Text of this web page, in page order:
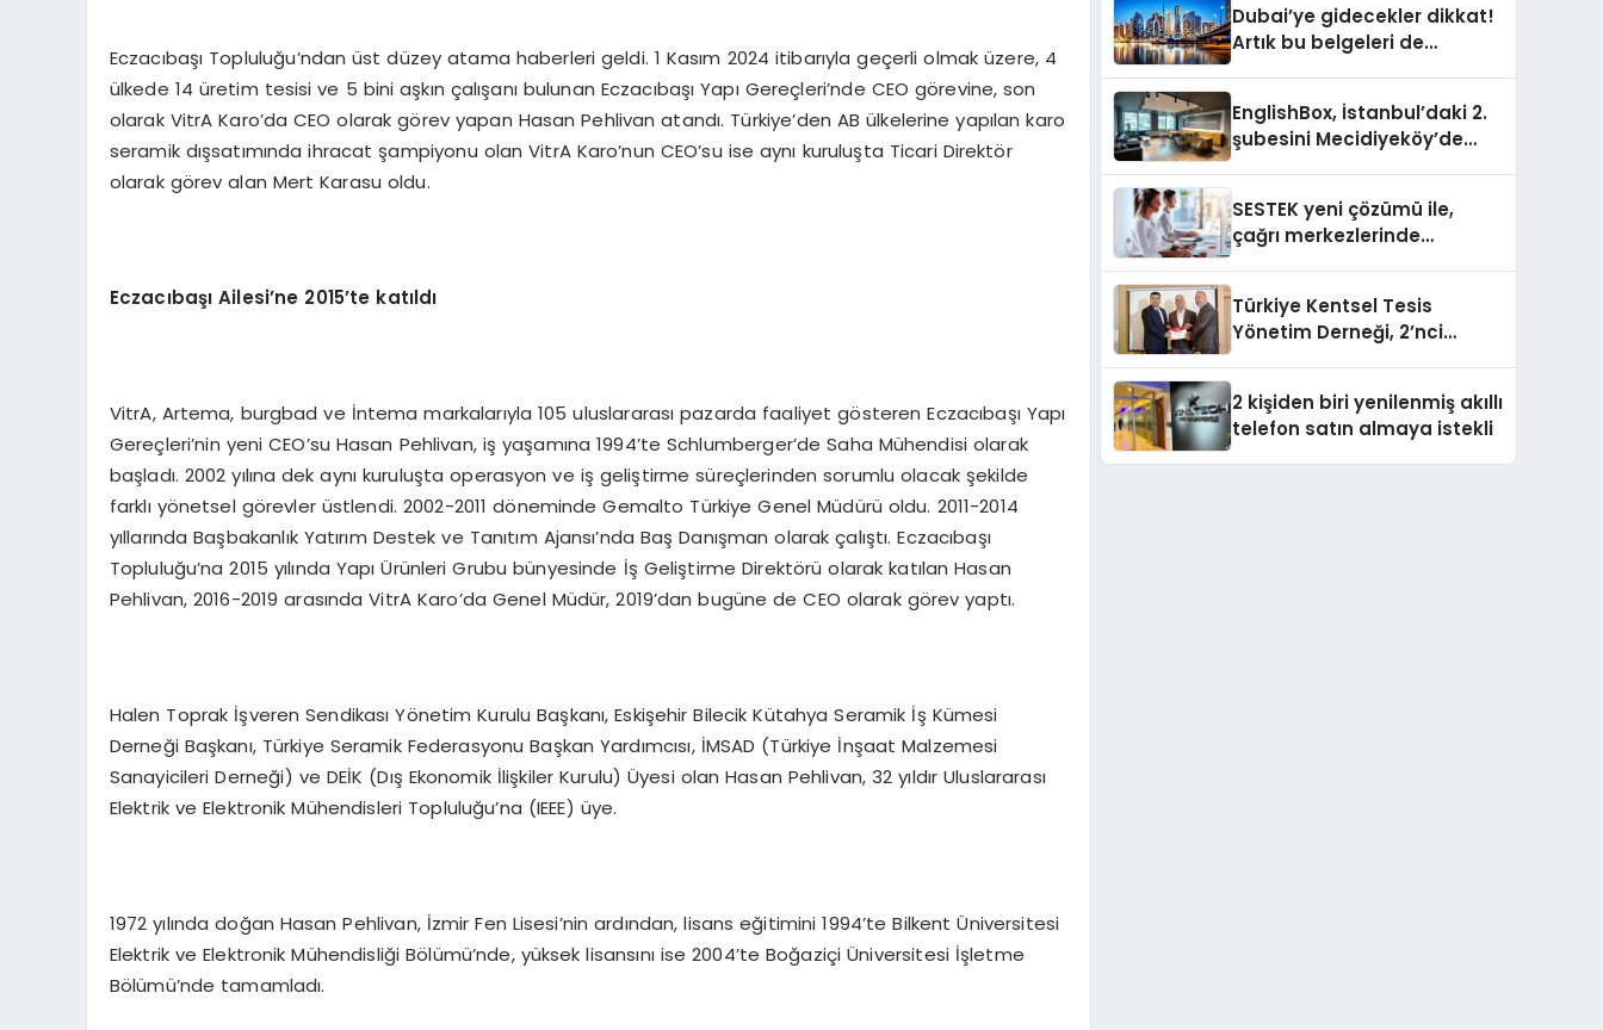
Eczacıbaşı Topluluğu’ndan üst düzey atama haberleri geldi. 1 Kasım 2024 itibarıyla geçerli olmak üzere, 4
ülkede 14 üretim tesisi ve 5 bini aşkın çalışanı bulunan Eczacıbaşı Yapı Gereçleri’nde CEO görevine, son
olarak VitrA Karo’da CEO olarak görev yapan Hasan Pehlivan atandı. Türkiye’den AB ülkelerine yapılan karo
seramik dışsatımında ihracat şampiyonu olan VitrA Karo’nun CEO’su ise aynı kuruluşta Ticari Direktör
olarak görev alan Mert Karasu oldu.
Eczacıbaşı Ailesi’ne 2015’te katıldı
VitrA, Artema, burgbad ve İntema markalarıyla 105 uluslararası pazarda faaliyet gösteren Eczacıbaşı Yapı
Gereçleri’nin yeni CEO’su Hasan Pehlivan, iş yaşamına 1994’te Schlumberger’de Saha Mühendisi olarak
başladı. 2002 yılına dek aynı kuruluşta operasyon ve iş geliştirme süreçlerinden sorumlu olacak şekilde
farklı yönetsel görevler üstlendi. 2002-2011 döneminde Gemalto Türkiye Genel Müdürü oldu. 2011-2014
yıllarında Başbakanlık Yatırım Destek ve Tanıtım Ajansı’nda Baş Danışman olarak çalıştı. Eczacıbaşı
Topluluğu’na 2015 yılında Yapı Ürünleri Grubu bünyesinde İş Geliştirme Direktörü olarak katılan Hasan
Pehlivan, 2016-2019 arasında VitrA Karo’da Genel Müdür, 2019’dan bugüne de CEO olarak görev yaptı.
Halen Toprak İşveren Sendikası Yönetim Kurulu Başkanı, Eskişehir Bilecik Kütahya Seramik İş Kümesi
Derneği Başkanı, Türkiye Seramik Federasyonu Başkan Yardımcısı, İMSAD (Türkiye İnşaat Malzemesi
Sanayicileri Derneği) ve DEİK (Dış Ekonomik İlişkiler Kurulu) Üyesi olan Hasan Pehlivan, 32 yıldır Uluslararası
Elektrik ve Elektronik Mühendisleri Topluluğu’na (IEEE) üye.
1972 yılında doğan Hasan Pehlivan, İzmir Fen Lisesi’nin ardından, lisans eğitimini 1994’te Bilkent Üniversitesi
Elektrik ve Elektronik Mühendisliği Bölümü’nde, yüksek lisansını ise 2004’te Boğaziçi Üniversitesi İşletme
Bölümü’nde tamamladı.
Dubai’ye gidecekler dikkat!
Artık bu belgeleri de
EnglishBox, İstanbul’daki 2.
şubesini Mecidiyeköy’de
SESTEK yeni çözümü ile,
çağrı merkezlerinde
Türkiye Kentsel Tesis
Yönetim Derneği, 2’nci
2 kişiden biri yenilenmiş akıllı
telefon satın almaya istekli